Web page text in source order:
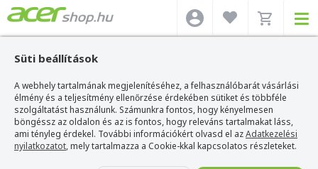
Süti beállítások
A webhely tartalmának megjelenítéséhez, a felhasználóbarát vásárlási
élmény és a teljesítmény ellenőrzése érdekében sütiket és többféle
szolgáltatást használunk. Számunkra fontos, hogy kényelmesen
böngéssz az oldalon és az is fontos, hogy releváns tartalmakat láss,
ami tényleg érdekel. További információkért olvasd el azAdatkezelési
nyilatkozatot, mely tartalmazza a Cookie-kkal kapcsolatos részleteket.
Acer webshop>Acer laptop>Swift Ultrabook >Acer Swift 16 AI OLED
Ultrabook - SF16-51-7542
Acer Swift 16 AI OLED Ultrabook -
SF16-51-7542
Azonosító: NX.J3ZEU.008